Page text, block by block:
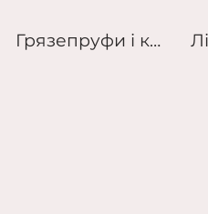
Грязепруфи і куртки